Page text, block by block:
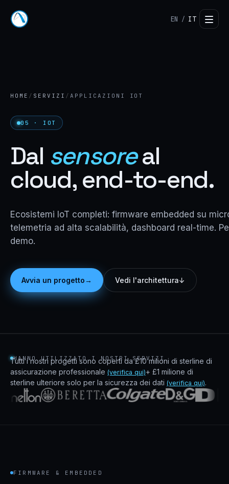
EN / IT
HOME / SERVIZI / APPLICAZIONI IOT
05 · IOT
Dal sensoreal
cloud, end-to-end.
Ecosistemi IoT completi: firmware embedded su
telemetria ad alta scalabilità, dashboard real-time.
demo.
Avvia un progetto→ Vedi l'architettura↓
HANNO UTILIZZATO I NOSTRI SERVIZI
Tutti i nostri progetti sono coperti da £10 milioni di sterline di
assicurazione professionale (verifica qui)+ £1 milione di
sterline ulteriore solo per la sicurezza dei dati (verifica qui).
FIRMWARE & EMBEDDED